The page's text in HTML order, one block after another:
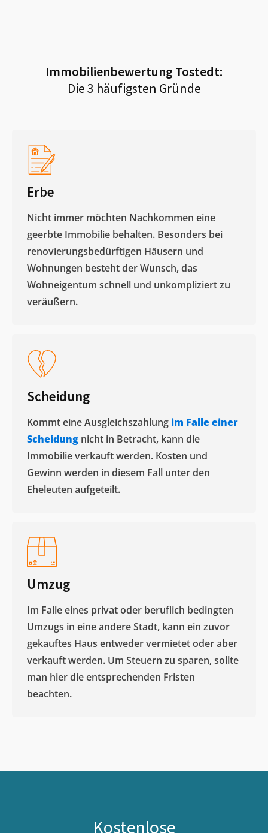
Immobilienbewertung Tostedt:
Die 3 häufigsten Gründe
Erbe
Nicht immer möchten Nachkommen eine
geerbte Immobilie behalten. Besonders bei
renovierungsbedürftigen Häusern und
Wohnungen besteht der Wunsch, das
Wohneigentum schnell und unkompliziert zu
veräußern. ​
Scheidung
Kommt eine Ausgleichszahlung im Falle einer
Scheidung nicht in Betracht, kann die
Immobilie verkauft werden. Kosten und
Gewinn werden in diesem Fall unter den
Eheleuten aufgeteilt.​
Umzug
Im Falle eines privat oder beruflich bedingten
Umzugs in eine andere Stadt, kann ein zuvor
gekauftes Haus entweder vermietet oder aber
verkauft werden. Um Steuern zu sparen, sollte
man hier die entsprechenden Fristen
beachten.
Kostenlose